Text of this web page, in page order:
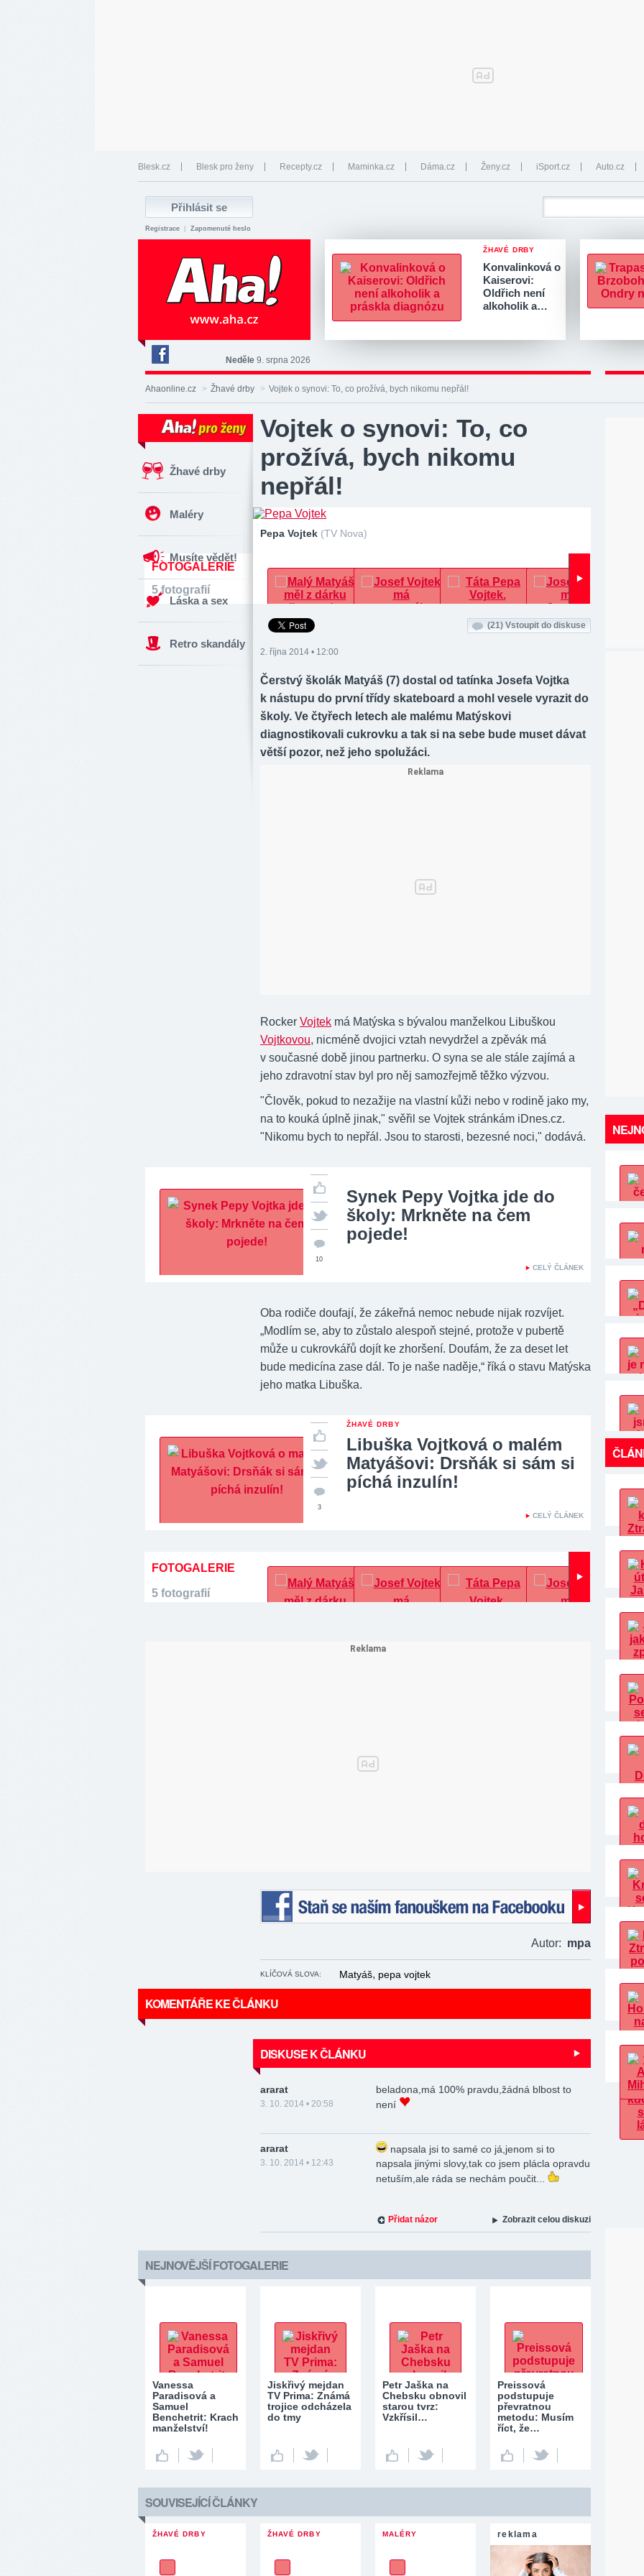
Blesk.cz Blesk pro ženy Recepty.cz Maminka.cz Dáma.cz Ženy.cz iSport.cz Auto.cz
Registrace Zapomenuté heslo
ŽHAVÉ DRBY
Konvalinková o
Kaiserovi:
Oldřich není
alkoholik a…
Deník
Aha!
na
Neděle 9. srpna 2026
Ahaonline.cz > Žhavé drby > Vojtek o synovi: To, co prožívá, bych nikomu nepřál!
Žhavé drby
Maléry
Musíte vědět!
Láska a sex
Retro skandály
Vojtek o synovi: To, co
prožívá, bych nikomu
nepřál!
Pepa Vojtek (TV Nova)
FOTOGALERIE
5 fotografií
(21) Vstoupit do diskuse
2. října 2014 • 12:00
Čerstvý školák Matyáš (7) dostal od tatínka Josefa Vojtka
k nástupu do první třídy skateboard a mohl vesele vyrazit do
školy. Ve čtyřech letech ale malému Matýskovi
diagnostikovali cukrovku a tak si na sebe bude muset dávat
větší pozor, než jeho spolužáci.
Rocker Vojtek má Matýska s bývalou manželkou Libuškou
Vojtkovou, nicméně dvojici vztah nevydržel a zpěvák má
v současné době jinou partnerku. O syna se ale stále zajímá a
jeho zdravotní stav byl pro něj samozřejmě těžko výzvou.
"Člověk, pokud to nezažije na vlastní kůži nebo v rodině jako my,
na to kouká úplně jinak," svěřil se Vojtek stránkám iDnes.cz.
"Nikomu bych to nepřál. Jsou to starosti, bezesné noci," dodává.
Synek Pepy Vojtka jde do
školy: Mrkněte na čem
pojede!
CELÝ ČLÁNEK
10
Oba rodiče doufají, že zákeřná nemoc nebude nijak rozvíjet.
„Modlím se, aby to zůstalo alespoň stejné, protože v pubertě
může u cukrovkářů dojít ke zhoršení. Doufám, že za deset let
bude medicína zase dál. To je naše naděje,“ říká o stavu Matýska
jeho matka Libuška.
ŽHAVÉ DRBY
Libuška Vojtková o malém
Matyášovi: Drsňák si sám si
píchá inzulín!
CELÝ ČLÁNEK
3
FOTOGALERIE
5 fotografií
Autor: mpa
KLÍČOVÁ SLOVA: Matyáš, pepa vojtek
KOMENTÁŘE KE ČLÁNKU
DISKUSE K ČLÁNKU
ararat
3. 10. 2014 • 20:58
beladona,má 100% pravdu,žádná blbost to
není
ararat
3. 10. 2014 • 12:43
napsala jsi to samé co já,jenom si to
napsala jinými slovy,tak co jsem plácla opravdu
netuším,ale ráda se nechám poučit...
Přidat názor Zobrazit celou diskuzi
NEJNOVĚJŠÍ FOTOGALERIE
Vanessa
Paradisová a
Samuel
Benchetrit: Krach
manželství!
Jiskřivý mejdan
TV Prima: Známá
trojice odcházela
do tmy
Petr Jaška na
Chebsku obnovil
starou tvrz:
Vzkřísil…
Preissová
podstupuje
převratnou
metodu: Musím
říct, že…
SOUVISEJÍCÍ ČLÁNKY
ŽHAVÉ DRBY ŽHAVÉ DRBY MALÉRY reklama